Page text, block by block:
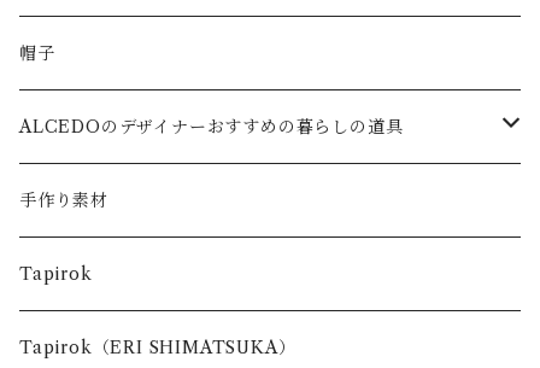
帽子
ALCEDOのデザイナーおすすめの暮らしの道具
キッズ
台所で使う道具
お出かけの時に使う道具
手作り素材
Tapirok
Tapirok（ERI SHIMATSUKA）